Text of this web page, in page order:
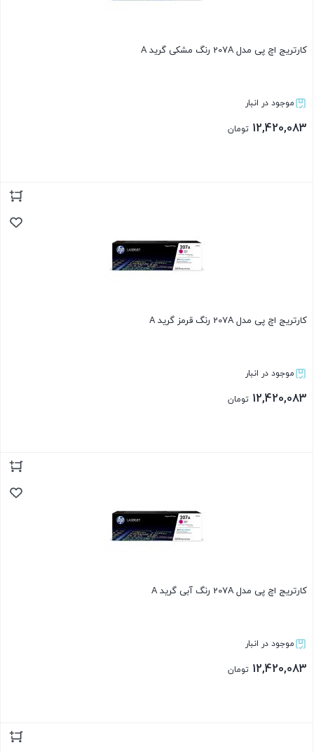
کارتریج اچ پی مدل 207A رنگ مشکی گرید A
موجود در انبار
12,420,083 تومان
کارتریج اچ پی مدل 207A رنگ قرمز گرید A
موجود در انبار
12,420,083 تومان
کارتریج اچ پی مدل 207A رنگ آبی گرید A
موجود در انبار
12,420,083 تومان